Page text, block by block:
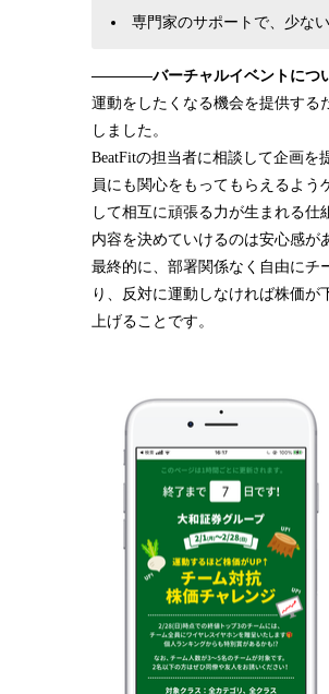
専門家のサポートで、少な
――――バーチャルイベントにつ
運動をしたくなる機会を提供する
しました。
BeatFitの担当者に相談して企画
員にも関心をもってもらえるよ
して相互に頑張る力が生まれる
内容を決めていけるのは安心感が
最終的に、部署関係なく自由にチ
り、反対に運動しなければ株価
上げることです。